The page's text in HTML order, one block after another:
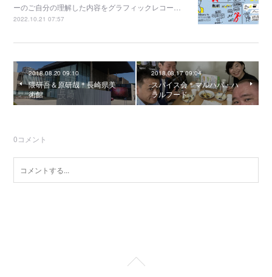
ーのご自分の理解した内容をグラフィックレコー…
2022.10.21 07:57
2018.08.20 09:10
隈研吾＆原研哉＊長崎県美
術館
2018.08.17 09:04
スパイス会＊マルハバ・ハ
ラルフード
0コメント